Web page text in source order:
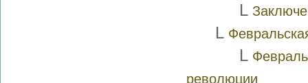
L
L
L
революции